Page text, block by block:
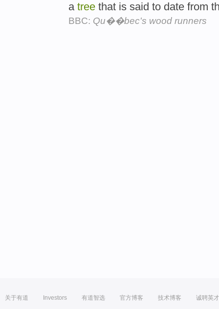
a tree that is said to date from
BBC: Qu��bec's wood runners
关于有道 Investors 有道智选 官方博客 技术博客 诚聘英才